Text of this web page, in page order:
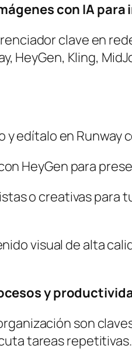
con IA
clave en
HeyGen, Kling,
y edítalo en
HeyGen para
o creativas para
visual de alta
y
son
tareas repetitivas.